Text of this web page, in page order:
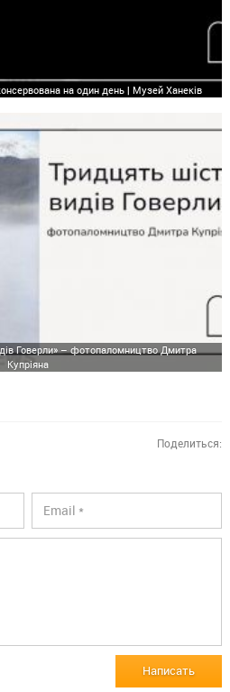
на один день | Музей Ханеків
Говерли» – фотопаломництво Дмитра
Купріяна
Поделиться:
Написать